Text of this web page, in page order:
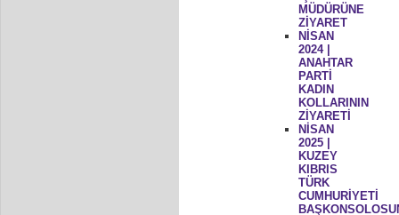
MÜDÜRÜNE
ZİYARET
NİSAN
2024 |
ANAHTAR
PARTİ
KADIN
KOLLARININ
ZİYARETİ
NİSAN
2025 |
KUZEY
KIBRIS
TÜRK
CUMHURİYETİ